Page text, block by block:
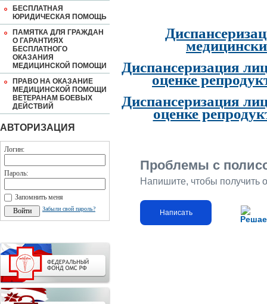
БЕСПЛАТНАЯ
ЮРИДИЧЕСКАЯ ПОМОЩЬ
ПАМЯТКА ДЛЯ ГРАЖДАН
О ГАРАНТИЯХ
БЕСПЛАТНОГО
ОКАЗАНИЯ
МЕДИЦИНСКОЙ ПОМОЩИ
ПРАВО НА ОКАЗАНИЕ
МЕДИЦИНСКОЙ ПОМОЩИ
ВЕТЕРАНАМ БОЕВЫХ
ДЕЙСТВИЙ
АВТОРИЗАЦИЯ
Логин:
Пароль:
Запомнить меня
Забыли свой пароль?
Диспансеризация
оценке
Диспансеризация
оценке
Проблемы с
Напишите, чтобы получить
Написать